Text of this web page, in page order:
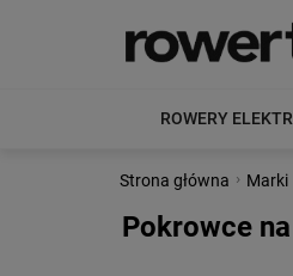
ROWERY
Strona główna › Marki
Pokrowce